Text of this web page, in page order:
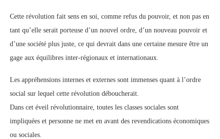
Cette révolution fait sens en soi, comme refus du pouvoir, et non pas en
tant qu’elle serait porteuse d’un nouvel ordre, d’un nouveau pouvoir et
d’une société plus juste, ce qui devrait dans une certaine mesure être un
gage aux équilibres inter-régionaux et internationaux.
Les appréhensions internes et externes sont immenses quant à l’ordre
social sur lequel cette révolution déboucherait.
Dans cet éveil révolutionnaire, toutes les classes sociales sont
impliquées et personne ne met en avant des revendications économiques
ou sociales.